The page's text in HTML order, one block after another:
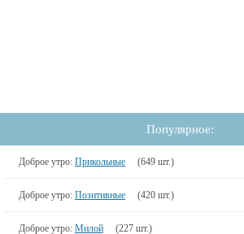
Популярное:
Доброе утро: Прикольные (649 шт.)
Доброе утро: Позитивные (420 шт.)
Доброе утро: Милой (227 шт.)